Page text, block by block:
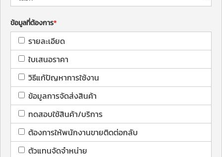
ข้อมูลที่ต้องการ
รายละเอียด
ใบเสนอราคา
วิธีแก้ปัญหาการใช้งาน
ข้อมูลการจัดส่งสินค้า
ทดสอบใช้สินค้า/บริการ
ต้องการให้พนักงานขายติดต่อกลับ
ตัวแทนจัดจำหน่าย